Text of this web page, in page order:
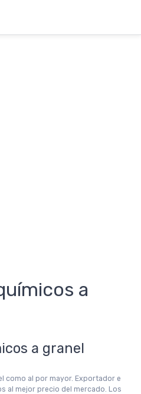
a
a granel
como al por mayor. Exportador e
al mejor precio del mercado. Los